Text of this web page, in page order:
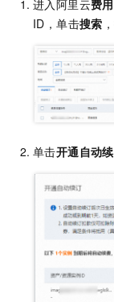
进入阿里云费
ID，单击搜索
单击开通自动